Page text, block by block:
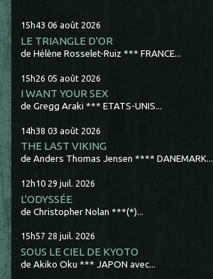
15h43 06 août 2026
LE TRIANGLE D'OR
de Hélène Rosselet-Ruiz *** FRANCE...
15h26 05 août 2026
I WANT YOUR SEX
de Gregg Araki *** ETATS-UNIS...
14h38 03 août 2026
THE LAST VIKING
de Anders Thomas Jensen **** DANEMARK...
12h10 29 juil. 2026
L'ODYSSÉE
de Christopher Nolan ***(*)...
15h57 28 juil. 2026
SOUS LE CIEL DE KYOTO
de Akiko Oku *** JAPON avec...